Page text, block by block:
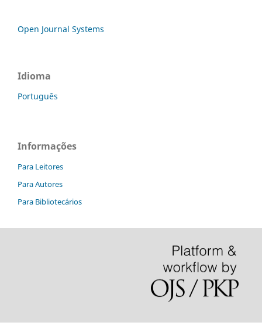
Open Journal Systems
Idioma
Português
Informações
Para Leitores
Para Autores
Para Bibliotecários